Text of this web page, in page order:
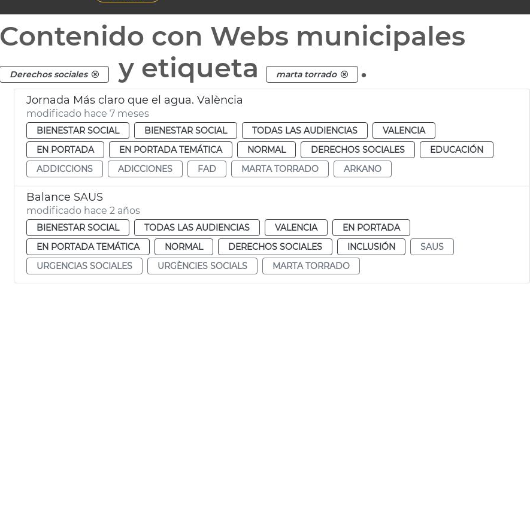
Contenido con Webs municipales
Derechos sociales y etiqueta marta torrado .
Jornada Más claro que el agua. València
modificado hace 7 meses
BIENESTAR SOCIAL BIENESTAR SOCIAL TODAS LAS AUDIENCIAS
VALENCIA
EN PORTADA
EN PORTADA TEMÁTICA NORMAL DERECHOS SOCIALES
EDUCACIÓN
ADDICCIONS
ADICCIONES FAD MARTA TORRADO ARKANO
Balance SAUS
modificado hace 2 años
BIENESTAR SOCIAL TODAS LAS AUDIENCIAS VALENCIA
EN PORTADA
EN PORTADA TEMÁTICA
NORMAL DERECHOS SOCIALES INCLUSIÓN
SAUS
URGENCIAS SOCIALES
URGÈNCIES SOCIALS MARTA TORRADO